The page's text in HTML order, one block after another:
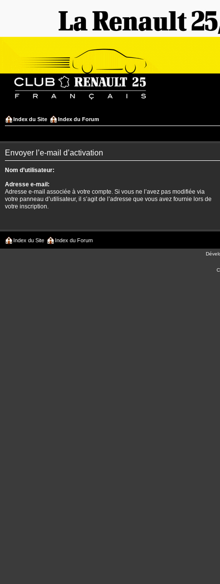
Index du Site Index du Forum
Envoyer l’e-mail d’activation
Nom d’utilisateur:
Adresse e-mail:
Adresse e-mail associée à votre compte. Si vous ne l’avez pas modifiée via
votre panneau d’utilisateur, il s’agit de l’adresse que vous avez fournie lors de
votre inscription.
Index du Site Index du Forum